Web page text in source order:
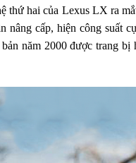
thứ hai của Lexus LX ra
nâng cấp, hiện công suất
năm 2000 được trang